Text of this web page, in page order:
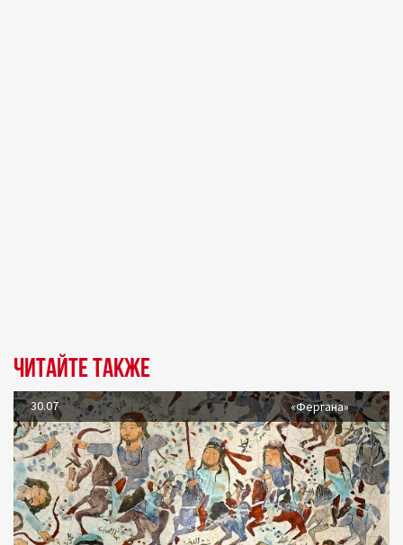
Читайте также
30.07 «Фергана»